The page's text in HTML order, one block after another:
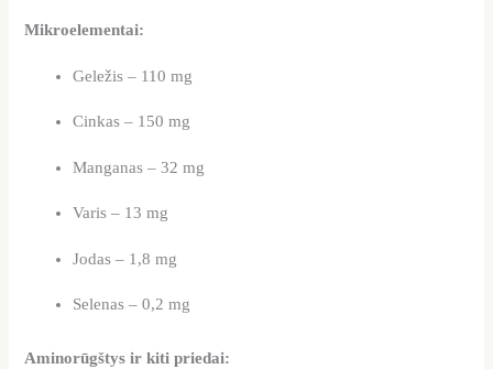
Mikroelementai:
Geležis – 110 mg
Cinkas – 150 mg
Manganas – 32 mg
Varis – 13 mg
Jodas – 1,8 mg
Selenas – 0,2 mg
Aminorūgštys ir kiti priedai: